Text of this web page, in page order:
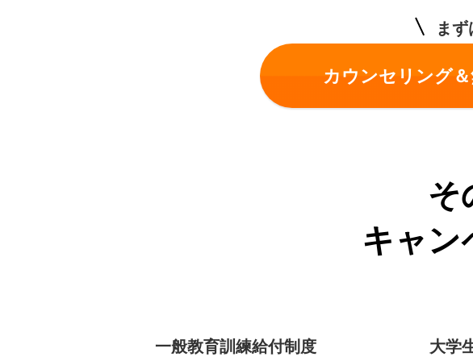
ま
カウンセリング
そ
キャン
一般教育訓練給付制度 大学